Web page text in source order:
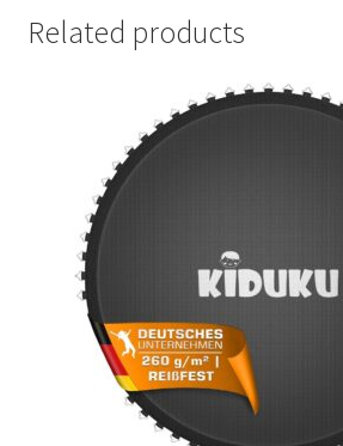
Related products